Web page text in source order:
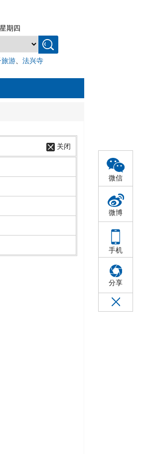
微信
微博
手机
分享
期四
旅游 法兴寺
关闭